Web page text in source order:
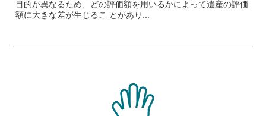
目的が異なるため、どの評価額を用いるかによって遺産の評価
額に大きな差が生じるこ とがあり...